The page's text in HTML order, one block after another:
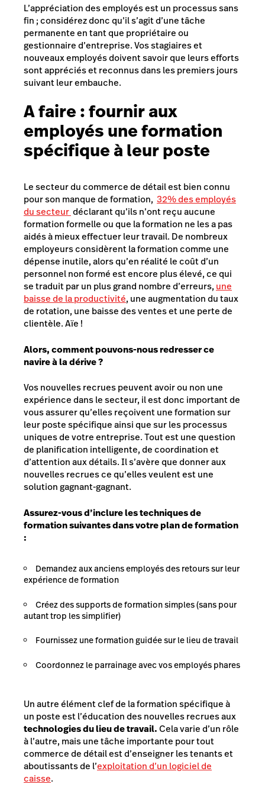
L’appréciation des employés est un processus sans
fin ; considérez donc qu’il s’agit d’une tâche
permanente en tant que propriétaire ou
gestionnaire d’entreprise. Vos stagiaires et
nouveaux employés doivent savoir que leurs efforts
sont appréciés et reconnus dans les premiers jours
suivant leur embauche.
A faire :fournir aux
employés une formation
spécifique à leur poste
Le secteur du commerce de détail est bien connu
pour son manque de formation, 32% des employés
du secteur déclarant qu’ils n’ont reçu aucune
formation formelle ou que la formation ne les a pas
aidés à mieux effectuer leur travail. De nombreux
employeurs considèrent la formation comme une
dépense inutile, alors qu’en réalité le coût d’un
personnel non formé est encore plus élevé, ce qui
se traduit par un plus grand nombre d’erreurs, une
baisse de la productivité, une augmentation du taux
de rotation, une baisse des ventes et une perte de
clientèle. Aïe !
Alors, comment pouvons-nous redresser ce
navire à la dérive ?
Vos nouvelles recrues peuvent avoir ou non une
expérience dans le secteur, il est donc important de
vous assurer qu’elles reçoivent une formation sur
leur poste spécifique ainsi que sur les processus
uniques de votre entreprise. Tout est une question
de planification intelligente, de coordination et
d’attention aux détails. Il s’avère que donner aux
nouvelles recrues ce qu’elles veulent est une
solution gagnant-gagnant.
Assurez-vous d’inclure les techniques de
formation suivantes dans votre plan de formation
:
Demandez aux anciens employés des retours sur leur
expérience de formation
Créez des supports de formation simples (sans pour
autant trop les simplifier)
Fournissez une formation guidée sur le lieu de travail
Coordonnez le parrainage avec vos employés phares
Un autre élément clef de la formation spécifique à
un poste est l’éducation des nouvelles recrues aux
technologies du lieu de travail.Cela varie d’un rôle
à l’autre, mais une tâche importante pour tout
commerce de détail est d’enseigner les tenants et
aboutissants de l’exploitation d’un logiciel de
caisse.